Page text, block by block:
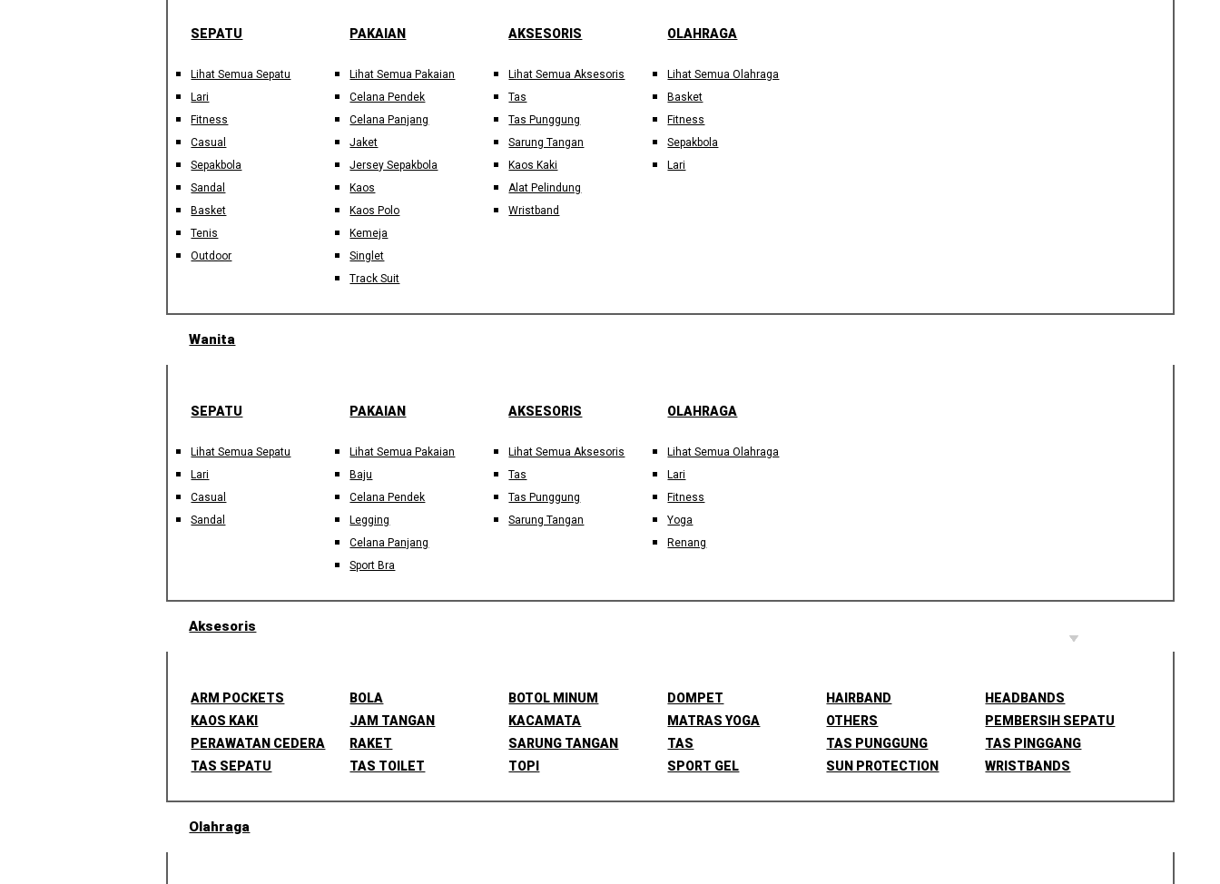
SEPATU
Lihat Semua Sepatu
Lari
Fitness
Casual
Sepakbola
Sandal
Basket
Tenis
Outdoor
PAKAIAN
Lihat Semua Pakaian
Celana Pendek
Celana Panjang
Jaket
Jersey Sepakbola
Kaos
Kaos Polo
Kemeja
Singlet
Track Suit
AKSESORIS
Lihat Semua Aksesoris
Tas
Tas Punggung
Sarung Tangan
Kaos Kaki
Alat Pelindung
Wristband
OLAHRAGA
Lihat Semua Olahraga
Basket
Fitness
Sepakbola
Lari
Wanita
SEPATU
Lihat Semua Sepatu
Lari
Casual
Sandal
PAKAIAN
Lihat Semua Pakaian
Baju
Celana Pendek
Legging
Celana Panjang
Sport Bra
AKSESORIS
Lihat Semua Aksesoris
Tas
Tas Punggung
Sarung Tangan
OLAHRAGA
Lihat Semua Olahraga
Lari
Fitness
Yoga
Renang
Aksesoris
ARM POCKETS BOLA BOTOL MINUM DOMPET HAIRBAND
HEADBANDS
KAOS KAKI
JAM TANGAN KACAMATA MATRAS YOGA OTHERS
PEMBERSIH SEPATU
PERAWATAN CEDERA
RAKET SARUNG TANGAN TAS TAS PUNGGUNG
TAS PINGGANG
TAS SEPATU
TAS TOILET TOPI SPORT GEL SUN PROTECTION WRISTBANDS
Olahraga